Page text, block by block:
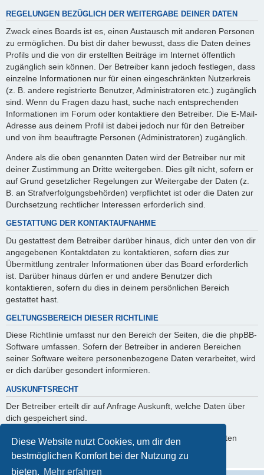
Diese Website nutzt Cookies, um dir den
bestmöglichen Komfort bei der Nutzung zu
bieten. Mehr erfahren
REGELUNGEN BEZÜGLICH DER WEITERGABE DEINER DATEN
Zweck eines Boards ist es, einen Austausch mit anderen Personen
zu ermöglichen. Du bist dir daher bewusst, dass die Daten deines
Profils und die von dir erstellten Beiträge im Internet öffentlich
zugänglich sein können. Der Betreiber kann jedoch festlegen, dass
einzelne Informationen nur für einen eingeschränkten Nutzerkreis
(z. B. andere registrierte Benutzer, Administratoren etc.) zugänglich
sind. Wenn du Fragen dazu hast, suche nach entsprechenden
Informationen im Forum oder kontaktiere den Betreiber. Die E-Mail-
Adresse aus deinem Profil ist dabei jedoch nur für den Betreiber
und von ihm beauftragte Personen (Administratoren) zugänglich.
Andere als die oben genannten Daten wird der Betreiber nur mit
deiner Zustimmung an Dritte weitergeben. Dies gilt nicht, sofern er
auf Grund gesetzlicher Regelungen zur Weitergabe der Daten (z.
B. an Strafverfolgungsbehörden) verpflichtet ist oder die Daten zur
Durchsetzung rechtlicher Interessen erforderlich sind.
GESTATTUNG DER KONTAKTAUFNAHME
Du gestattest dem Betreiber darüber hinaus, dich unter den von dir
angegebenen Kontaktdaten zu kontaktieren, sofern dies zur
Übermittlung zentraler Informationen über das Board erforderlich
ist. Darüber hinaus dürfen er und andere Benutzer dich
kontaktieren, sofern du dies in deinem persönlichen Bereich
gestattet hast.
GELTUNGSBEREICH DIESER RICHTLINIE
Diese Richtlinie umfasst nur den Bereich der Seiten, die die phpBB-
Software umfassen. Sofern der Betreiber in anderen Bereichen
seiner Software weitere personenbezogene Daten verarbeitet, wird
er dich darüber gesondert informieren.
AUSKUNFTSRECHT
Der Betreiber erteilt dir auf Anfrage Auskunft, welche Daten über
dich gespeichert sind.
Du kannst jederzeit die Löschung bzw. Sperrung deiner Daten
verlangen. Kontaktiere hierzu bitte den Betreiber.